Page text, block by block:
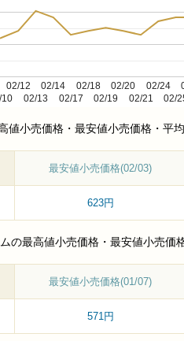
10
02/12
02/13
02/14
02/17
02/18
02/19
02/20
02/21
02/24
02/
値小売価格・最安値小売価格・平
最安値小売価格(02/03)
623円
の最高値小売価格・最安値小売価
最安値小売価格(01/07)
571円